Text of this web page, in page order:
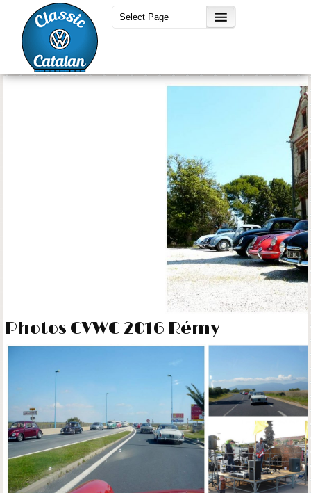
Photos CVWC 2016 Rémy